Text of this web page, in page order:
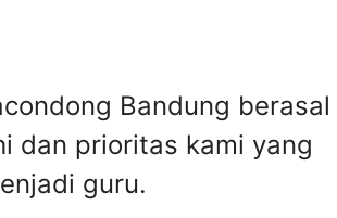
Bandung berasal
dan prioritas kami yang
guru.